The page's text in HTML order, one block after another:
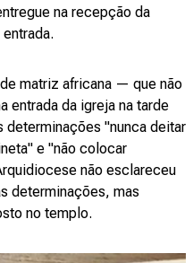
na recepção da
matriz africana — que não
entrada da igreja na tarde
"nunca deitar
e "não colocar
não esclareceu
determinações, mas
no templo.